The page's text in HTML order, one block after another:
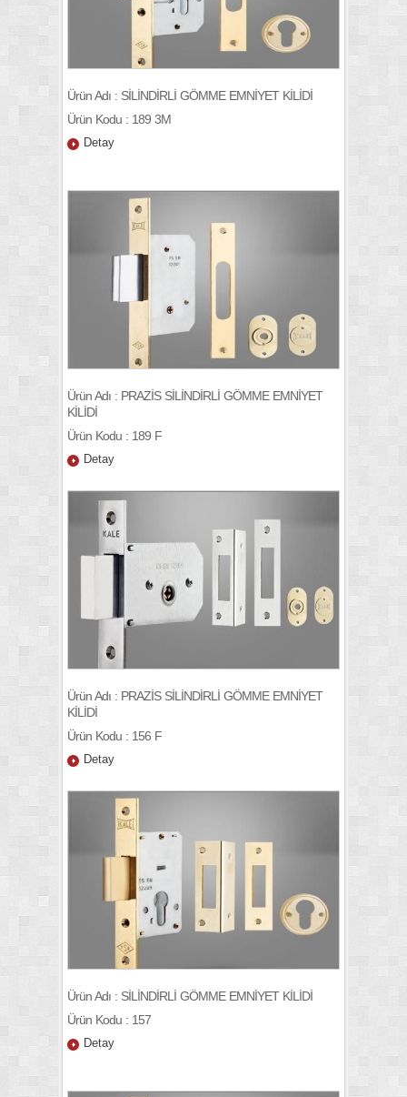
Ürün Adı : SİLİNDİRLİ GÖMME EMNİYET KİLİDİ
Ürün Kodu : 189 3M
Detay
Ürün Adı : PRAZİS SİLİNDİRLİ GÖMME EMNİYET
KİLİDİ
Ürün Kodu : 189 F
Detay
Ürün Adı : PRAZİS SİLİNDİRLİ GÖMME EMNİYET
KİLİDİ
Ürün Kodu : 156 F
Detay
Ürün Adı : SİLİNDİRLİ GÖMME EMNİYET KİLİDİ
Ürün Kodu : 157
Detay